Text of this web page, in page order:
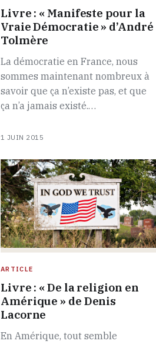
Livre : « Manifeste pour la
Vraie Démocratie » d’André
Tolmère
La démocratie en France, nous
sommes maintenant nombreux à
savoir que ça n’existe pas, et que
ça n’a jamais existé.…
1 JUIN 2015
ARTICLE
Livre : « De la religion en
Amérique » de Denis
Lacorne
En Amérique, tout semble